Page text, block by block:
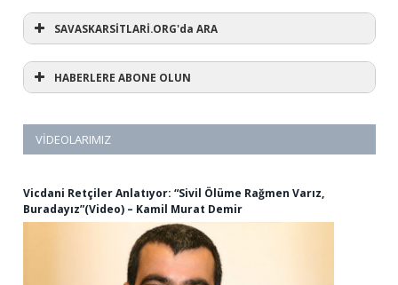
SAVASKARSİTLARİ.ORG'da ARA
HABERLERE ABONE OLUN
VIDEOLARIMIZ
Vicdani Retçiler Anlatıyor: “Sivil Ölüme Rağmen Varız,
Buradayız”(Video) – Kamil Murat Demir